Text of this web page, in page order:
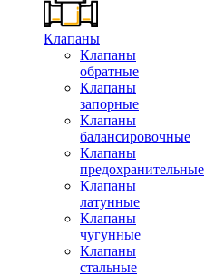
Клапаны
Клапаны
обратные
Клапаны
запорные
Клапаны
балансировочные
Клапаны
предохранительные
Клапаны
латунные
Клапаны
чугунные
Клапаны
стальные